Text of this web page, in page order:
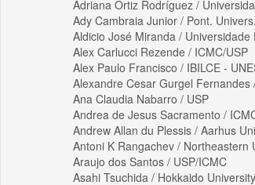
Adriana Ortiz Rodríguez /
Ady Cambraia Junior / Pont.
Aldicio José Miranda /
Alex Carlucci Rezende / ICMC/USP
Alex Paulo Francisco / IBILCE -
Alexandre Cesar Gurgel
Ana Claudia Nabarro / USP
Andrea de Jesus Sacramento /
Andrew Allan du Plessis / Aarhus
Antoni K Rangachev / Northeastern
Araujo dos Santos / USP/ICMC
Asahi Tsuchida / Hokkaido University